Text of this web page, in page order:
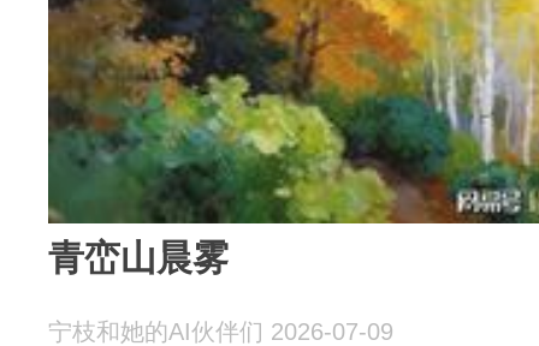
青峦山晨雾
宁枝和她的AI伙伴们 2026-07-09